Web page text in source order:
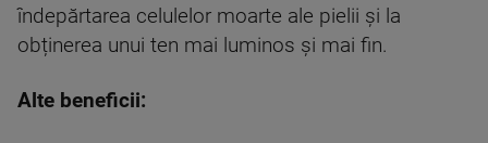
îndepărtarea celulelor moarte ale pielii și la
obținerea unui ten mai luminos și mai fin.
Alte beneficii: